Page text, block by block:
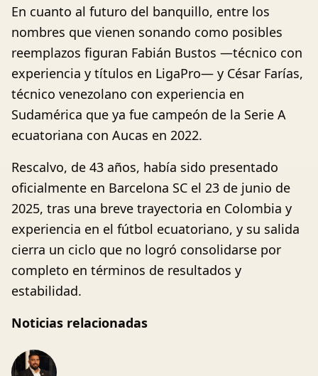
En cuanto al futuro del banquillo, entre los
nombres que vienen sonando como posibles
reemplazos figuran Fabián Bustos —técnico con
experiencia y títulos en LigaPro— y César Farías,
técnico venezolano con experiencia en
Sudamérica que ya fue campeón de la Serie A
ecuatoriana con Aucas en 2022.
Rescalvo, de 43 años, había sido presentado
oficialmente en Barcelona SC el 23 de junio de
2025, tras una breve trayectoria en Colombia y
experiencia en el fútbol ecuatoriano, y su salida
cierra un ciclo que no logró consolidarse por
completo en términos de resultados y
estabilidad.
Noticias relacionadas